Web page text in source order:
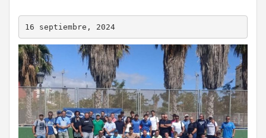
16 septiembre, 2024